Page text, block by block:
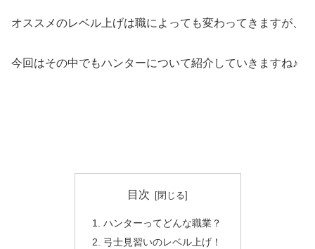
オススメのレベル上げは職によっても変わってきますが、
今回はその中でもハンターについて紹介していきますね♪
目次
ハンターってどんな職業？
弓士見習いのレベル上げ！